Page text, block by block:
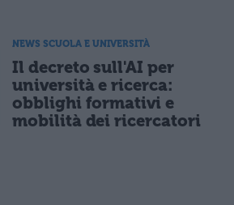
NEWS SCUOLA E UNIVERSITÀ
Il decreto sull'AI per
università e ricerca:
obblighi formativi e
mobilità dei ricercatori